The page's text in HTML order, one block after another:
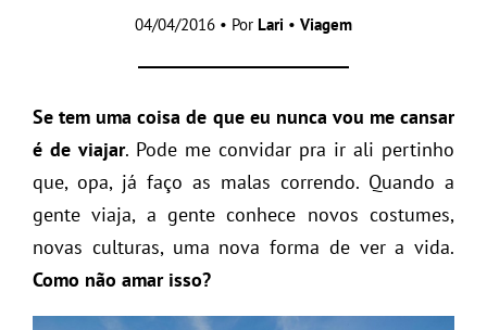
04/04/2016 • Por Lari • Viagem
Se tem uma coisa de que eu nunca vou me cansar
é de viajar. Pode me convidar pra ir ali pertinho
que, opa, já faço as malas correndo. Quando a
gente viaja, a gente conhece novos costumes,
novas culturas, uma nova forma de ver a vida.
Como não amar isso?